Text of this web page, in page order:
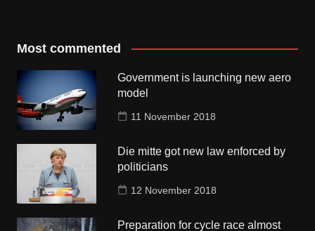
Most commented
Government is launching new aero
model
11 November 2018
Die mitte got new law enforced by
politicians
12 November 2018
Preparation for cycle race almost